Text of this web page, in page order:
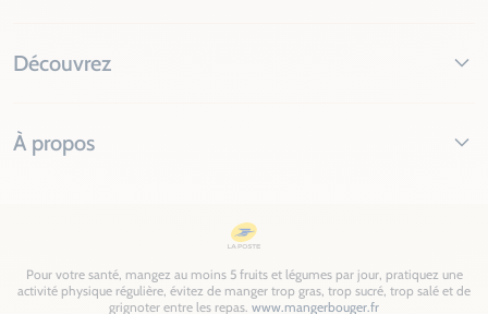
Découvrez
À propos
Pour votre santé, mangez au moins 5 fruits et légumes par jour, pratiquez une
activité physique régulière, évitez de manger trop gras, trop sucré, trop salé et de
grignoter entre les repas. www.mangerbouger.fr